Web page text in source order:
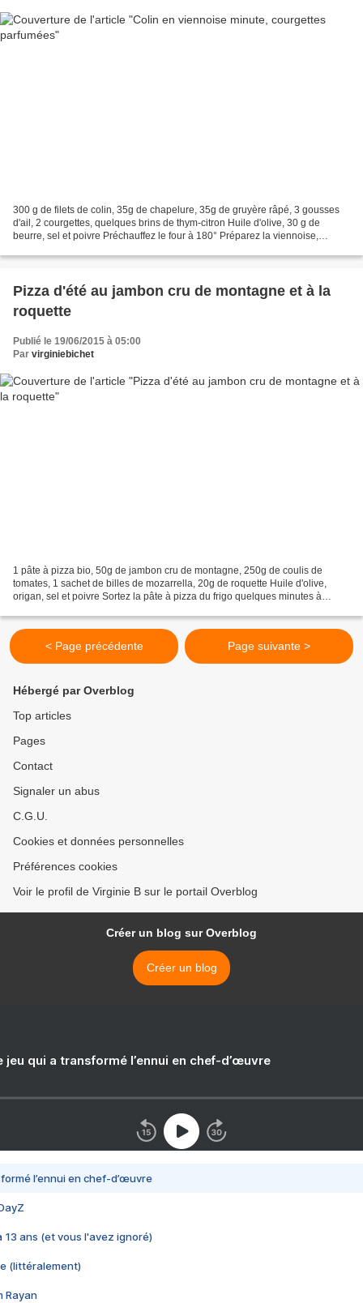
300 g de filets de colin, 35g de chapelure, 35g de gruyère râpé, 3 gousses
d'ail, 2 courgettes, quelques brins de thym-citron Huile d'olive, 30 g de
beurre, sel et poivre Préchauffez le four à 180° Préparez la viennoise,
Pizza d'été au jambon cru de montagne et à la
roquette
Publié le 19/06/2015 à 05:00
Par virginiebichet
1 pâte à pizza bio, 50g de jambon cru de montagne, 250g de coulis de
tomates, 1 sachet de billes de mozarrella, 20g de roquette Huile d'olive,
origan, sel et poivre Sortez la pâte à pizza du frigo quelques minutes à
< Page précédente Page suivante >
Hébergé par Overblog
Top articles
Pages
Contact
Signaler un abus
C.G.U.
Cookies et données personnelles
Préférences cookies
Voir le profil de Virginie B sur le portail Overblog
Créer un blog sur Overblog
Créer un blog
jeu qui a transformé l’ennui en chef-d’œuvre
l’ennui en chef-d’œuvre
13 ans (et vous l'avez ignoré)
(littéralement)
Rayan